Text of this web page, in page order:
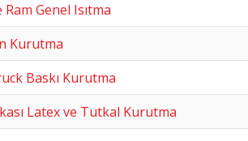
Ram Genel Isıtma
Kurutma
Baskı Kurutma
Latex ve Tutkal Kurutma